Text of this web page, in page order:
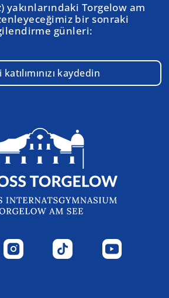
yakınlarındaki Torgelow am
bir sonraki
günleri:
kaydedin